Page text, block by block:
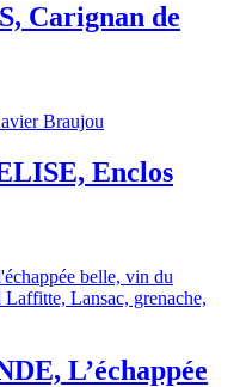
Carignan de
Enclos
L’échappée